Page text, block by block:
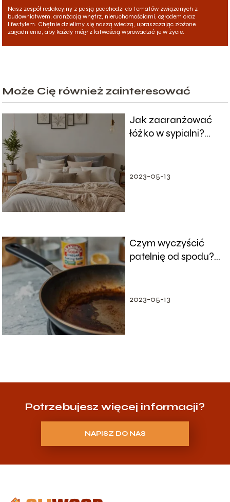
Nasz zespół redakcyjny z pasją podchodzi do tematów związanych z
budownictwem, aranżacją wnętrz, nieruchomościami, ogrodem oraz
lifestylem. Chętnie dzielimy się naszą wiedzą, upraszczając złożone
zagadnienia, aby każdy mógł z łatwością wprowadzić je w życie.
Może Cię również zainteresować
Jak zaaranżować
łóżko w sypialni?
wygody i elegancji
2023-05-13
Czym wyczyścić
patelnię od spodu?
2023-05-13
Potrzebujesz więcej informacji?
NAPISZ DO NAS